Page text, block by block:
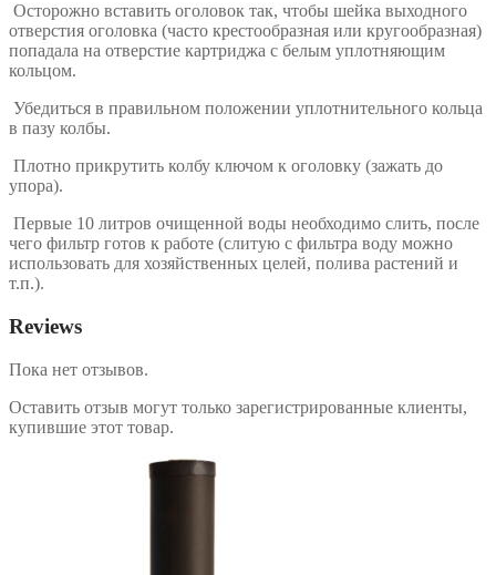
Осторожно вставить оголовок так, чтобы шейка выходного
отверстия оголовка (часто крестообразная или кругообразная)
попадала на отверстие картриджа с белым уплотняющим
кольцом.
Убедиться в правильном положении уплотнительного кольца
в пазу колбы.
Плотно прикрутить колбу ключом к оголовку (зажать до
упора).
Первые 10 литров очищенной воды необходимо слить, после
чего фильтр готов к работе (слитую с фильтра воду можно
использовать для хозяйственных целей, полива растений и
т.п.).
Reviews
Пока нет отзывов.
Оставить отзыв могут только зарегистрированные клиенты,
купившие этот товар.